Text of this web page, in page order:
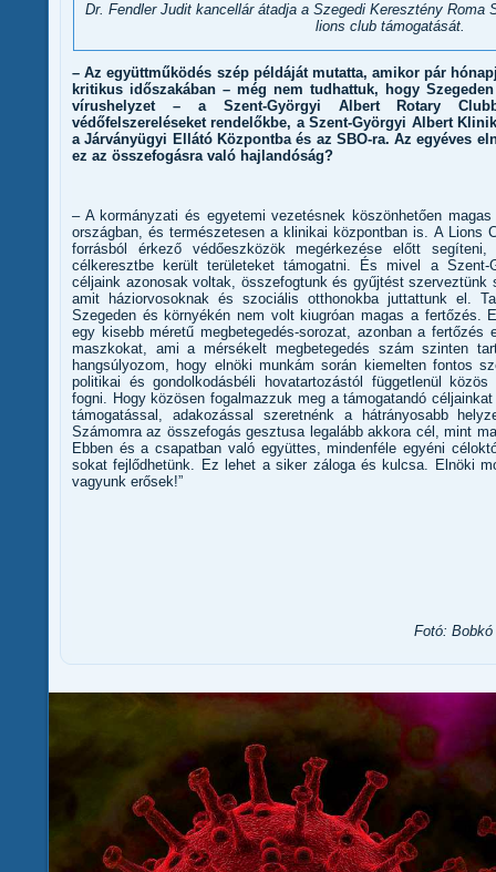
Dr. Fendler Judit kancellár átadja a Szegedi Keresztény Roma
lions club támogatását.
– Az együttműködés szép példáját mutatta, amikor pár
kritikus időszakában – még nem tudhattuk, hogy
vírushelyzet – a Szent-Györgyi Albert Rotary
védőfelszereléseket rendelőkbe, a Szent-Györgyi Albert
a Járványügyi Ellátó Központba és az SBO-ra. Az egyéves
ez az összefogásra való hajlandóság?
– A kormányzati és egyetemi vezetésnek köszönhetően
országban, és természetesen a klinikai központban is. A Lions
forrásból érkező védőeszközök megérkezése előtt
célkeresztbe került területeket támogatni. És mivel a Szent-
céljaink azonosak voltak, összefogtunk és gyűjtést szerveztünk
amit háziorvosoknak és szociális otthonokba juttattunk el.
Szegeden és környékén nem volt kiugróan magas a fertőzés.
egy kisebb méretű megbetegedés-sorozat, azonban a
maszkokat, ami a mérsékelt megbetegedés szám szinten
hangsúlyozom, hogy elnöki munkám során kiemelten fontos
politikai és gondolkodásbéli hovatartozástól függetlenül
fogni. Hogy közösen fogalmazzuk meg a támogatandó
támogatással, adakozással szeretnénk a hátrányosabb
Számomra az összefogás gesztusa legalább akkora cél, mint
Ebben és a csapatban való együttes, mindenféle egyéni
sokat fejlődhetünk. Ez lehet a siker záloga és kulcsa. Elnöki
vagyunk erősek!”
Fotó: